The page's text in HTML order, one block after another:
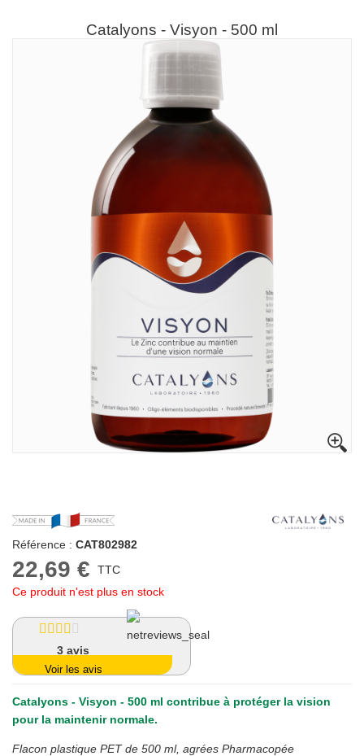
Catalyons - Visyon - 500 ml
Référence : CAT802982
22,69 €
TTC
Ce produit n'est plus en stock
3avis
Voir les avis
Catalyons - Visyon - 500 ml contribue à protéger la vision
pour la maintenir normale.
Flacon plastique PET de 500 ml, agrées Pharmacopée